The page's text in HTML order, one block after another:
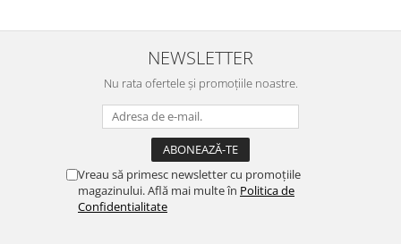
NEWSLETTER
Nu rata ofertele și promoțiile noastre.
Vreau să primesc newsletter cu promoțiile
magazinului. Află mai multe în Politica de
Confidentialitate